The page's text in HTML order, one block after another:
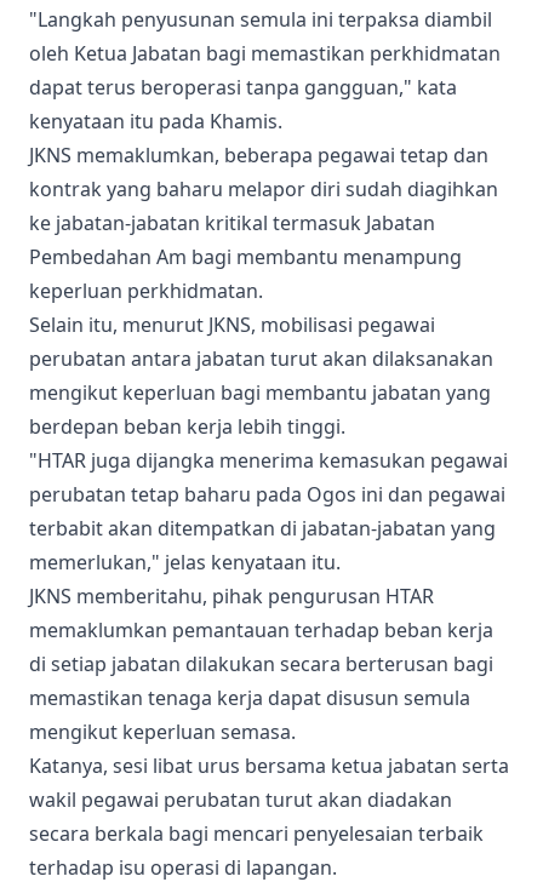
"Langkah penyusunan semula ini terpaksa diambil
oleh Ketua Jabatan bagi memastikan perkhidmatan
dapat terus beroperasi tanpa gangguan," kata
kenyataan itu pada Khamis.
JKNS memaklumkan, beberapa pegawai tetap dan
kontrak yang baharu melapor diri sudah diagihkan
ke jabatan-jabatan kritikal termasuk Jabatan
Pembedahan Am bagi membantu menampung
keperluan perkhidmatan.
Selain itu, menurut JKNS, mobilisasi pegawai
perubatan antara jabatan turut akan dilaksanakan
mengikut keperluan bagi membantu jabatan yang
berdepan beban kerja lebih tinggi.
"HTAR juga dijangka menerima kemasukan pegawai
perubatan tetap baharu pada Ogos ini dan pegawai
terbabit akan ditempatkan di jabatan-jabatan yang
memerlukan," jelas kenyataan itu.
JKNS memberitahu, pihak pengurusan HTAR
memaklumkan pemantauan terhadap beban kerja
di setiap jabatan dilakukan secara berterusan bagi
memastikan tenaga kerja dapat disusun semula
mengikut keperluan semasa.
Katanya, sesi libat urus bersama ketua jabatan serta
wakil pegawai perubatan turut akan diadakan
secara berkala bagi mencari penyelesaian terbaik
terhadap isu operasi di lapangan.